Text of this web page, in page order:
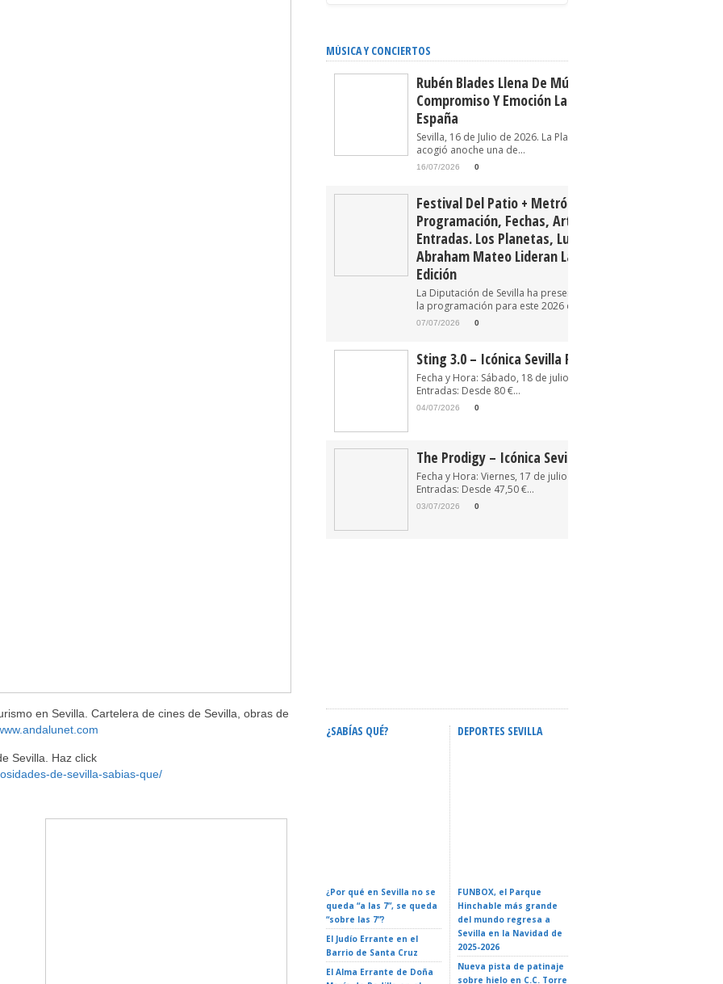
en Sevilla. Cartelera de cines de Sevilla, obras de
Sevilla. Haz click
de-sevilla-sabias-que/
MÚSICA Y CONCIERTOS
Rubén Blades Llena De Música,
Compromiso Y Emoción La Plaza De
España
Sevilla, 16 de Julio de 2026. La Plaza de España
acogió anoche una de...
16/07/2026 0
Festival Del Patio + Metrópolis 2026.
Programación, Fechas, Artistas Y
Entradas. Los Planetas, Luz Casal Y
Abraham Mateo Lideran La Tercera
Edición
La Diputación de Sevilla ha presentado oficialmente
la programación para este 2026 del Festival...
07/07/2026 0
Sting 3.0 – Icónica Sevilla Fest 2026
Fecha y Hora: Sábado, 18 de julio de 2026 22:30
Entradas: Desde 80 €...
04/07/2026 0
The Prodigy – Icónica Sevilla Fest 2026
Fecha y Hora: Viernes, 17 de julio de 2026 22:30
Entradas: Desde 47,50 €...
03/07/2026 0
¿SABÍAS QUÉ?
¿Por qué en Sevilla no se
queda “a las 7”, se queda
“sobre las 7”?
El Judío Errante en el
Barrio de Santa Cruz
El Alma Errante de Doña
DEPORTES SEVILLA
FUNBOX, el Parque
Hinchable más grande
del mundo regresa a
Sevilla en la Navidad de
2025-2026
Nueva pista de patinaje
sobre hielo en C.C. Torre